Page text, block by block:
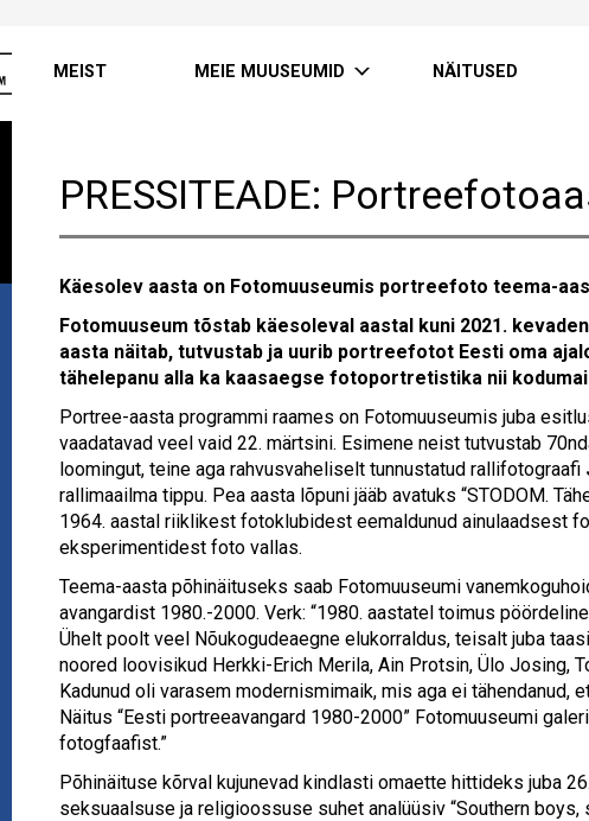
MEIST MEIE MUUSEUMID NÄITUSED
PRESSITEADE:
Käesolev aasta on Fotomuuseumis portreefoto teema-
Fotomuuseum tõstab käesoleval aastal kuni 2021.
aasta näitab, tutvustab ja uurib portreefotot Eesti oma
tähelepanu alla ka kaasaegse fotoportretistika nii
Portree-aasta programmi raames on Fotomuuseumis juba
vaadatavad veel vaid 22. märtsini. Esimene neist tutvustab
loomingut, teine aga rahvusvaheliselt tunnustatud rallifotograafi
rallimaailma tippu. Pea aasta lõpuni jääb avatuks “STODOM.
1964. aastal riiklikest fotoklubidest eemaldunud ainulaadsest
eksperimentidest foto vallas.
Teema-aasta põhinäituseks saab Fotomuuseumi
avangardist 1980.-2000. Verk: “1980. aastatel toimus
Ühelt poolt veel Nõukogudeaegne elukorraldus, teisalt juba
noored loovisikud Herkki-Erich Merila, Ain Protsin, Ülo Josing,
Kadunud oli varasem modernismimaik, mis aga ei
Näitus “Eesti portreeavangard 1980-2000” Fotomuuseumi
fotogfaafist.”
Põhinäituse kõrval kujunevad kindlasti omaette hittideks juba
seksuaalsuse ja religioossuse suhet analüüsiv “Southern